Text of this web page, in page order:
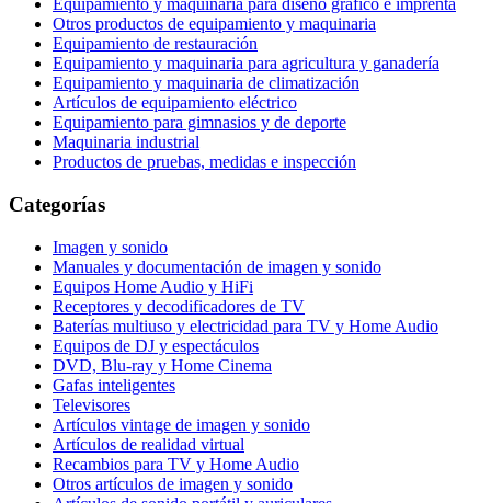
Equipamiento y maquinaria para diseño gráfico e imprenta
Otros productos de equipamiento y maquinaria
Equipamiento de restauración
Equipamiento y maquinaria para agricultura y ganadería
Equipamiento y maquinaria de climatización
Artículos de equipamiento eléctrico
Equipamiento para gimnasios y de deporte
Maquinaria industrial
Productos de pruebas, medidas e inspección
Categorías
Imagen y sonido
Manuales y documentación de imagen y sonido
Equipos Home Audio y HiFi
Receptores y decodificadores de TV
Baterías multiuso y electricidad para TV y Home Audio
Equipos de DJ y espectáculos
DVD, Blu-ray y Home Cinema
Gafas inteligentes
Televisores
Artículos vintage de imagen y sonido
Artículos de realidad virtual
Recambios para TV y Home Audio
Otros artículos de imagen y sonido